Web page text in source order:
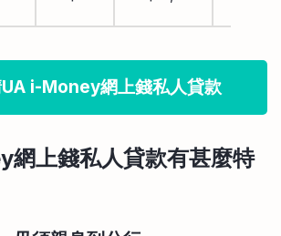
i-Money網上錢私人貸款
上錢私人貸款有甚麼特